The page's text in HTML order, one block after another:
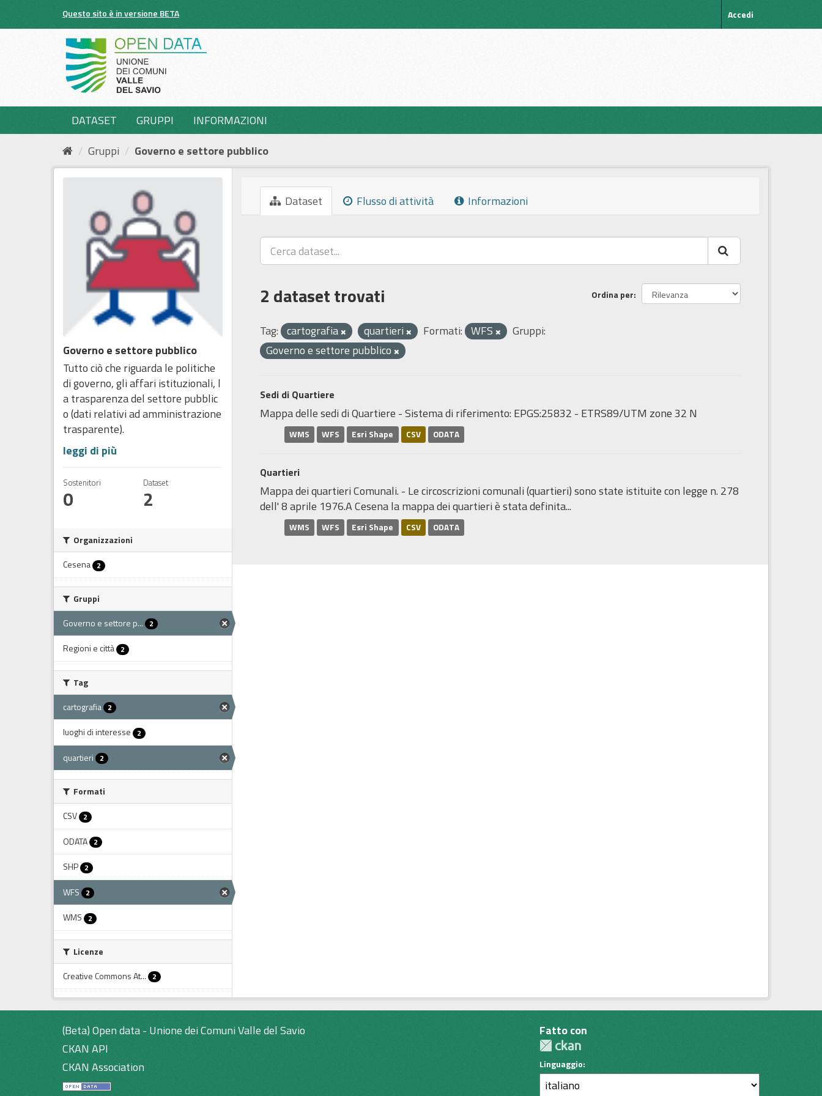
Questo sito è in versione BETA Accedi
DATASET GRUPPI
INFORMAZIONI
Gruppi
Governo e settore pubblico
Governo e settore pubblico
Tutto ciò che riguarda le politiche
di governo, gli affari istituzionali, l
a trasparenza del settore pubblic
o (dati relativi ad amministrazione
trasparente).
leggi di più
Sostenitori
0
Dataset
2
Organizzazioni
Cesena 2
Gruppi
Governo e settore p...
2
Regioni e città 2
Tag
cartografia 2
luoghi di interesse 2
quartieri 2
Formati
CSV 2
ODATA 2
SHP 2
WFS 2
WMS 2
Licenze
Creative Commons At...
2
Dataset Flusso di attività Informazioni
Ordina per
2 dataset trovati
Tag: cartografia quartieri Formati: WFS
Gruppi:
Governo e settore pubblico
Sedi di Quartiere
Mappa delle sedi di Quartiere - Sistema di riferimento: EPGS:25832 - ETRS89/UTM zone 32 N
WMS WFS Esri Shape CSV ODATA
Quartieri
Mappa dei quartieri Comunali. - Le circoscrizioni comunali (quartieri) sono state istituite con legge n. 278
dell' 8 aprile 1976.A Cesena la mappa dei quartieri è stata definita...
WMS WFS Esri Shape CSV ODATA
(Beta) Open data - Unione dei Comuni Valle del Savio
CKAN API
CKAN Association
Fatto con
Linguaggio